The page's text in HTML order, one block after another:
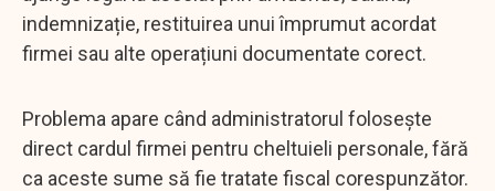
indemnizație, restituirea unui împrumut acordat
firmei sau alte operațiuni documentate corect.
Problema apare când administratorul folosește
direct cardul firmei pentru cheltuieli personale, fără
ca aceste sume să fie tratate fiscal corespunzător.